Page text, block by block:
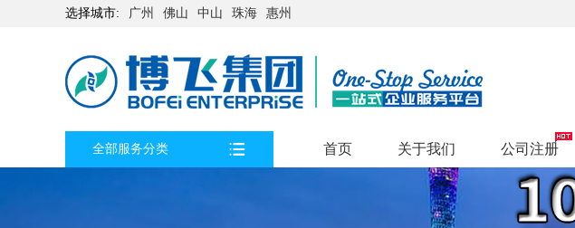
选择城市: 广州 佛山 中山 珠海 惠州
全部服务分类 首页 关于我们 公司注册